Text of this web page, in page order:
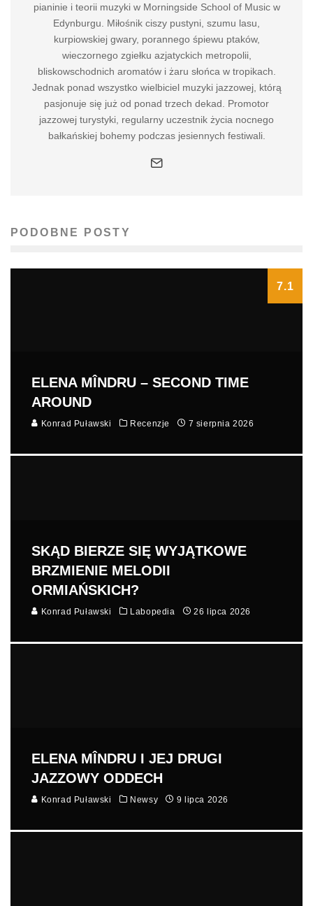
pianinie i teorii muzyki w Morningside School of Music w
Edynburgu. Miłośnik ciszy pustyni, szumu lasu,
kurpiowskiej gwary, porannego śpiewu ptaków,
wieczornego zgiełku azjatyckich metropolii,
bliskowschodnich aromatów i żaru słońca w tropikach.
Jednak ponad wszystko wielbiciel muzyki jazzowej, którą
pasjonuje się już od ponad trzech dekad. Promotor
jazzowej turystyki, regularny uczestnik życia nocnego
bałkańskiej bohemy podczas jesiennych festiwali.
PODOBNE POSTY
7.1
ELENA MÎNDRU – SECOND TIME
AROUND
Konrad Puławski Recenzje 7 sierpnia 2026
SKĄD BIERZE SIĘ WYJĄTKOWE
BRZMIENIE MELODII
ORMIAŃSKICH?
Konrad Puławski Labopedia 26 lipca 2026
ELENA MÎNDRU I JEJ DRUGI
JAZZOWY ODDECH
Konrad Puławski Newsy 9 lipca 2026